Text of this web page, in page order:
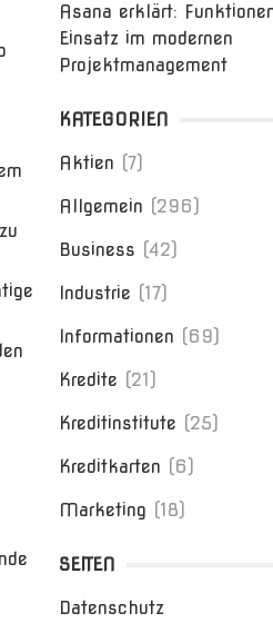
Asana erklärt:
Einsatz im modernen
Projektmanagement
KATEGORIEN
Aktien (7)
Allgemein (296)
Business (42)
Industrie (17)
Informationen (69)
Kredite (21)
Kreditinstitute (25)
Kreditkarten (6)
Marketing (18)
SEITEN
Datenschutz